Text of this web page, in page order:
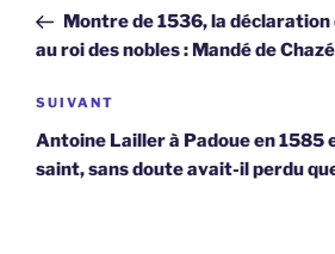
l’article
précédent
Montre de 1536, la
au roi des nobles : Mandé de
Article
suivant
SUIVANT
Antoine Lailler à Padoue en 1585
saint, sans doute avait-il perdu